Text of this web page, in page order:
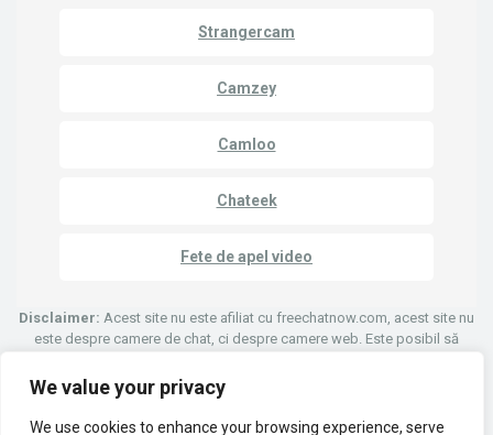
We value your privacy
We use cookies to enhance your browsing experience, serve
Strangercam
Camzey
Camloo
Chateek
Fete de apel video
Disclaimer: Acest site nu este afiliat cu freechatnow.com, acest site nu
este despre camere de chat, ci despre camere web. Este posibil să
utilizatorilor să discute cu alții prin chat video prin camere web.